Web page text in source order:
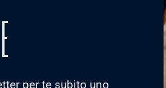
Accettiamo tutte le Carte di
supplemento di € 3,00
per te subito uno